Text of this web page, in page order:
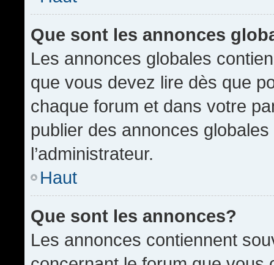
Que sont les annonces
Les annonces globales
que vous devez lire dès que
chaque forum et dans votre
publier des annonces
l’administrateur.
Haut
Que sont les annonces?
Les annonces contiennent